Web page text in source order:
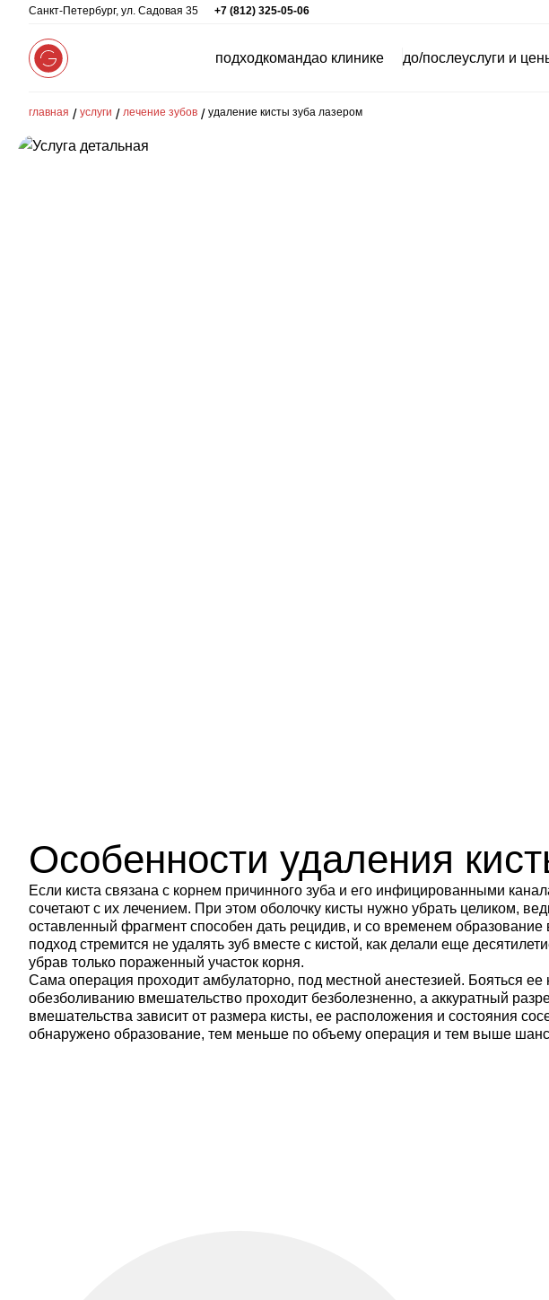
Санкт-Петербург, ул. Садовая 35 +7 (812) 325-05-06
подходкомандао клинике до/послеуслуги и
главная услуги лечение зубов удаление кисты зуба лазером
воспаления. Долгое время она ведет себя тихо и совсем не
беспокоит, а обнаружить ее удается чаще всего случайно, на
рентгеновском снимке у стоматолога. Чем дольше киста на корне
зуба остается без внимания, тем больше костной ткани она
разрушает и тем выше риск нагноения, поэтому медлить с ее
удалением не стоит. Современная хирургия убирает образование
аккуратно и в большинстве случаев позволяет сохранить сам зуб,
не доводя дело до его удаления. Записаться на лечение кисты
зуба в Санкт-Петербурге вы можете в клинику GRANDMED.
Записаться на консультацию
Особенности удаления
Если киста связана с корнем причинного зуба и его инфицированными
сочетают с их лечением. При этом оболочку кисты нужно убрать целиком,
оставленный фрагмент способен дать рецидив, и со временем
подход стремится не удалять зуб вместе с кистой, как делали еще
убрав только пораженный участок корня.
Сама операция проходит амбулаторно, под местной анестезией. Бояться ее
обезболиванию вмешательство проходит безболезненно, а аккуратный
вмешательства зависит от размера кисты, ее расположения и состояния
обнаружено образование, тем меньше по объему операция и тем выше шанс